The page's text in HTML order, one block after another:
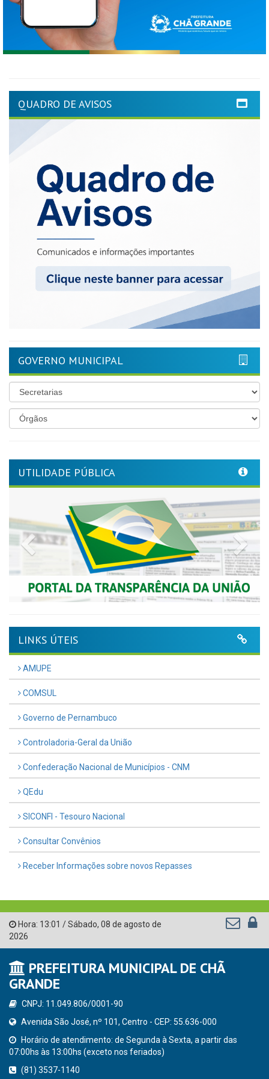
QUADRO DE AVISOS
GOVERNO MUNICIPAL
UTILIDADE PÚBLICA
Previous
LINKS ÚTEIS
AMUPE
COMSUL
Governo de Pernambuco
Controladoria-Geral da União
Confederação Nacional de Municípios - CNM
QEdu
SICONFI - Tesouro Nacional
Consultar Convênios
Receber Informações sobre novos Repasses
Hora: 13:01 /Sábado, 08 de agosto de
2026
PREFEITURA MUNICIPAL DE CHÃ
GRANDE
CNPJ: 11.049.806/0001-90
Avenida São José, nº 101, Centro - CEP: 55.636-000
Horário de atendimento: de Segunda à Sexta, a partir das
07:00hs às 13:00hs (exceto nos feriados)
(81) 3537-1140